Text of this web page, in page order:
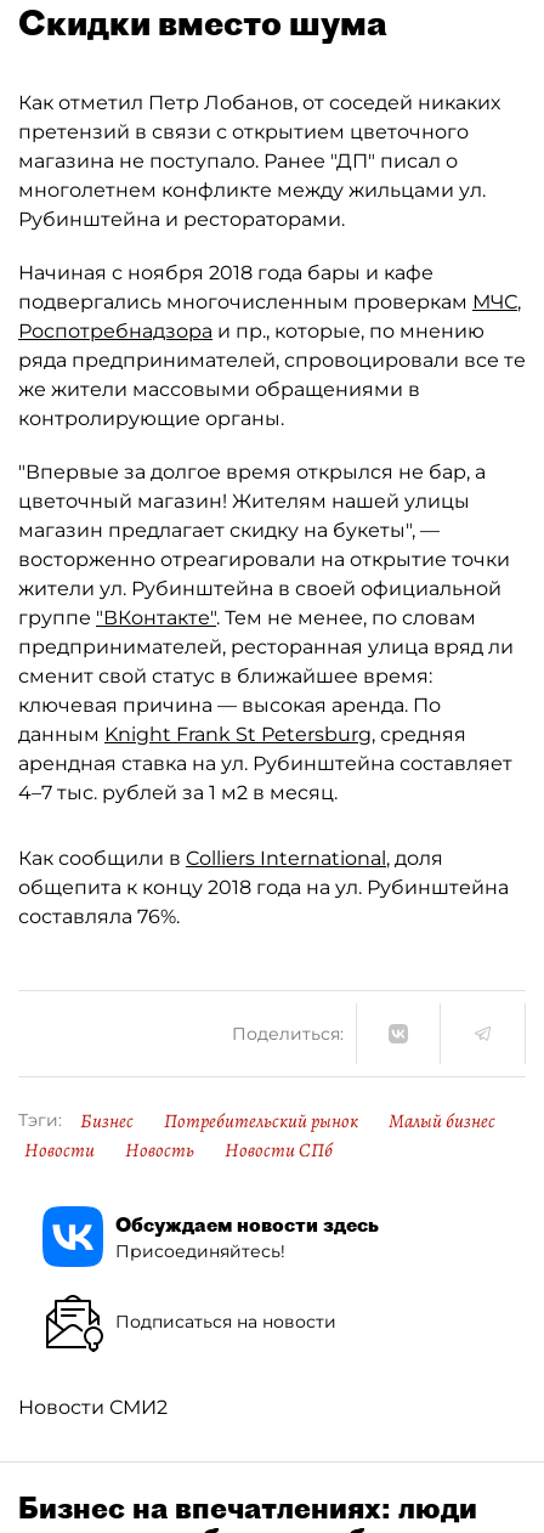
Скидки вместо шума
Как отметил Петр Лобанов, от соседей никаких
претензий в связи с открытием цветочного
магазина не поступало. Ранее "ДП" писал о
многолетнем конфликте между жильцами ул.
Рубинштейна и рестораторами.
Начиная с ноября 2018 года бары и кафе
подвергались многочисленным проверкам МЧС,
Роспотребнадзора и пр., которые, по мнению
ряда предпринимателей, спровоцировали все те
же жители массовыми обращениями в
контролирующие органы.
"Впервые за долгое время открылся не бар, а
цветочный магазин! Жителям нашей улицы
магазин предлагает скидку на букеты", —
восторженно отреагировали на открытие точки
жители ул. Рубинштейна в своей официальной
группе "ВКонтакте". Тем не менее, по словам
предпринимателей, ресторанная улица вряд ли
сменит свой статус в ближайшее время:
ключевая причина — высокая аренда. По
данным Knight Frank St Petersburg, средняя
арендная ставка на ул. Рубинштейна составляет
4–7 тыс. рублей за 1 м2 в месяц.
Как сообщили в Colliers International, доля
общепита к концу 2018 года на ул. Рубинштейна
составляла 76%.
Поделиться:
Тэги: Бизнес Потребительский рынок
Малый бизнес
Новости
Новость Новости СПб
Обсуждаем новости здесь
Присоединяйтесь!
Подписаться на новости
Новости СМИ2
Бизнес на впечатлениях: люди